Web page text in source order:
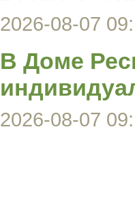
2026-08-07
В Доме
2026-08-07